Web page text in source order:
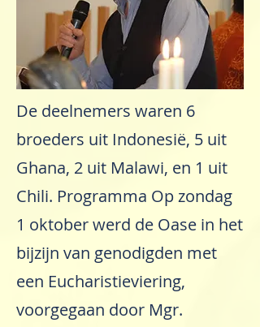
De deelnemers waren 6
broeders uit Indonesië, 5 uit
Ghana, 2 uit Malawi, en 1 uit
Chili. Programma Op zondag
1 oktober werd de Oase in het
bijzijn van genodigden met
een Eucharistieviering,
voorgegaan door Mgr.